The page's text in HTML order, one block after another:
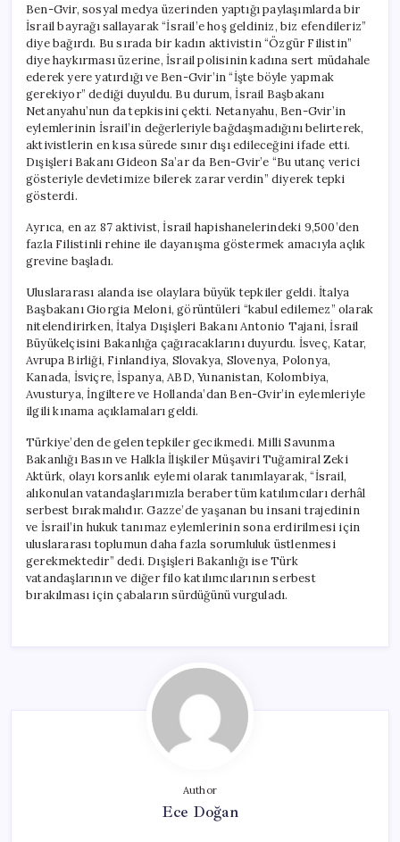
Ben-Gvir, sosyal medya üzerinden yaptığı paylaşımlarda bir
İsrail bayrağı sallayarak “İsrail’e hoş geldiniz, biz efendileriz”
diye bağırdı. Bu sırada bir kadın aktivistin “Özgür Filistin”
diye haykırması üzerine, İsrail polisinin kadına sert müdahale
ederek yere yatırdığı ve Ben-Gvir’in “İşte böyle yapmak
gerekiyor” dediği duyuldu. Bu durum, İsrail Başbakanı
Netanyahu’nun da tepkisini çekti. Netanyahu, Ben-Gvir’in
eylemlerinin İsrail’in değerleriyle bağdaşmadığını belirterek,
aktivistlerin en kısa sürede sınır dışı edileceğini ifade etti.
Dışişleri Bakanı Gideon Sa’ar da Ben-Gvir’e “Bu utanç verici
gösteriyle devletimize bilerek zarar verdin” diyerek tepki
gösterdi.
Ayrıca, en az 87 aktivist, İsrail hapishanelerindeki 9,500’den
fazla Filistinli rehine ile dayanışma göstermek amacıyla açlık
grevine başladı.
Uluslararası alanda ise olaylara büyük tepkiler geldi. İtalya
Başbakanı Giorgia Meloni, görüntüleri “kabul edilemez” olarak
nitelendirirken, İtalya Dışişleri Bakanı Antonio Tajani, İsrail
Büyükelçisini Bakanlığa çağıracaklarını duyurdu. İsveç, Katar,
Avrupa Birliği, Finlandiya, Slovakya, Slovenya, Polonya,
Kanada, İsviçre, İspanya, ABD, Yunanistan, Kolombiya,
Avusturya, İngiltere ve Hollanda’dan Ben-Gvir’in eylemleriyle
ilgili kınama açıklamaları geldi.
Türkiye’den de gelen tepkiler gecikmedi. Milli Savunma
Bakanlığı Basın ve Halkla İlişkiler Müşaviri Tuğamiral Zeki
Aktürk, olayı korsanlık eylemi olarak tanımlayarak, “İsrail,
alıkonulan vatandaşlarımızla beraber tüm katılımcıları derhâl
serbest bırakmalıdır. Gazze’de yaşanan bu insani trajedinin
ve İsrail’in hukuk tanımaz eylemlerinin sona erdirilmesi için
uluslararası toplumun daha fazla sorumluluk üstlenmesi
gerekmektedir” dedi. Dışişleri Bakanlığı ise Türk
vatandaşlarının ve diğer filo katılımcılarının serbest
bırakılması için çabaların sürdüğünü vurguladı.
Author
Ece Doğan